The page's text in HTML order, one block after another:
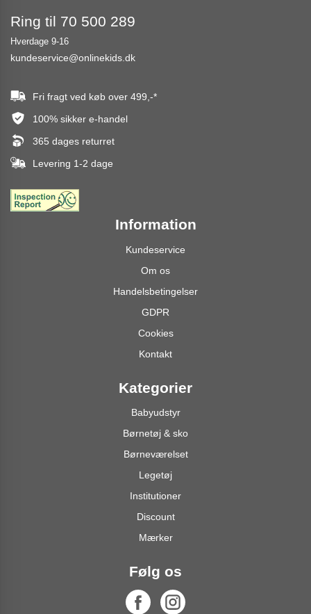
Ring til 70 500 289
Hverdage 9-16
kundeservice@onlinekids.dk
Fri fragt ved køb over 499,-*
100% sikker e-handel
365 dages returret
Levering 1-2 dage
Information
Kundeservice
Om os
Handelsbetingelser
GDPR
Cookies
Kontakt
Kategorier
Babyudstyr
Børnetøj & sko
Børneværelset
Legetøj
Institutioner
Discount
Mærker
Følg os